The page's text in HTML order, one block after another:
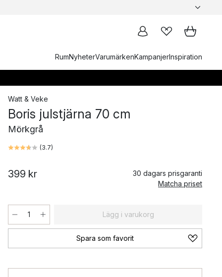
RumNyheterVarumärkenKampanjerInspiration
Watt & Veke
Boris julstjärna 70 cm
Mörkgrå
(3.7)
399 kr
30 dagars prisgaranti
Matcha priset
Lägg i varukorg
Spara som favorit